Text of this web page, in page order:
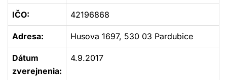
IČO: 42196868
Adresa: Husova 1697, 530 03 Pardubice
Dátum
zverejnenia:
4.9.2017